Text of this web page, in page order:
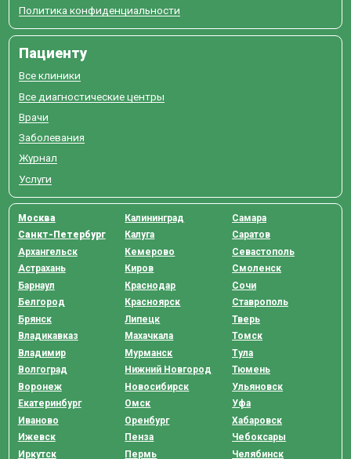
Политика конфиденциальности
Пациенту
Все клиники
Все диагностические центры
Врачи
Заболевания
Журнал
Услуги
Москва
Санкт-Петербург
Архангельск
Астрахань
Барнаул
Белгород
Брянск
Владикавказ
Владимир
Волгоград
Воронеж
Екатеринбург
Иваново
Ижевск
Иркутск
Калининград
Калуга
Кемерово
Киров
Краснодар
Красноярск
Липецк
Махачкала
Мурманск
Нижний Новгород
Новосибирск
Омск
Оренбург
Пенза
Пермь
Самара
Саратов
Севастополь
Смоленск
Сочи
Ставрополь
Тверь
Томск
Тула
Тюмень
Ульяновск
Уфа
Хабаровск
Чебоксары
Челябинск